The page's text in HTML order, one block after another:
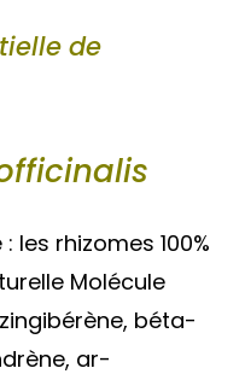
de
les rhizomes 100%
Molécule
béta-
ar-